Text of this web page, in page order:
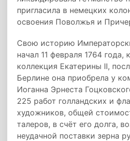
пригласила в немецких
освоения Поволжья и
Свою историю
начал 11 февраля 1764 года,
коллекция Екатерины II,
Берлине она приобрела у
Иоганна Эрнеста
225 работ голландских и
художников, общей
талеров, в счёт его долга,
неудачной поставки зерна